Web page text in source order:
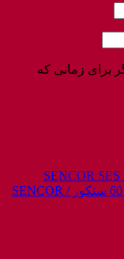
برای زمانی که